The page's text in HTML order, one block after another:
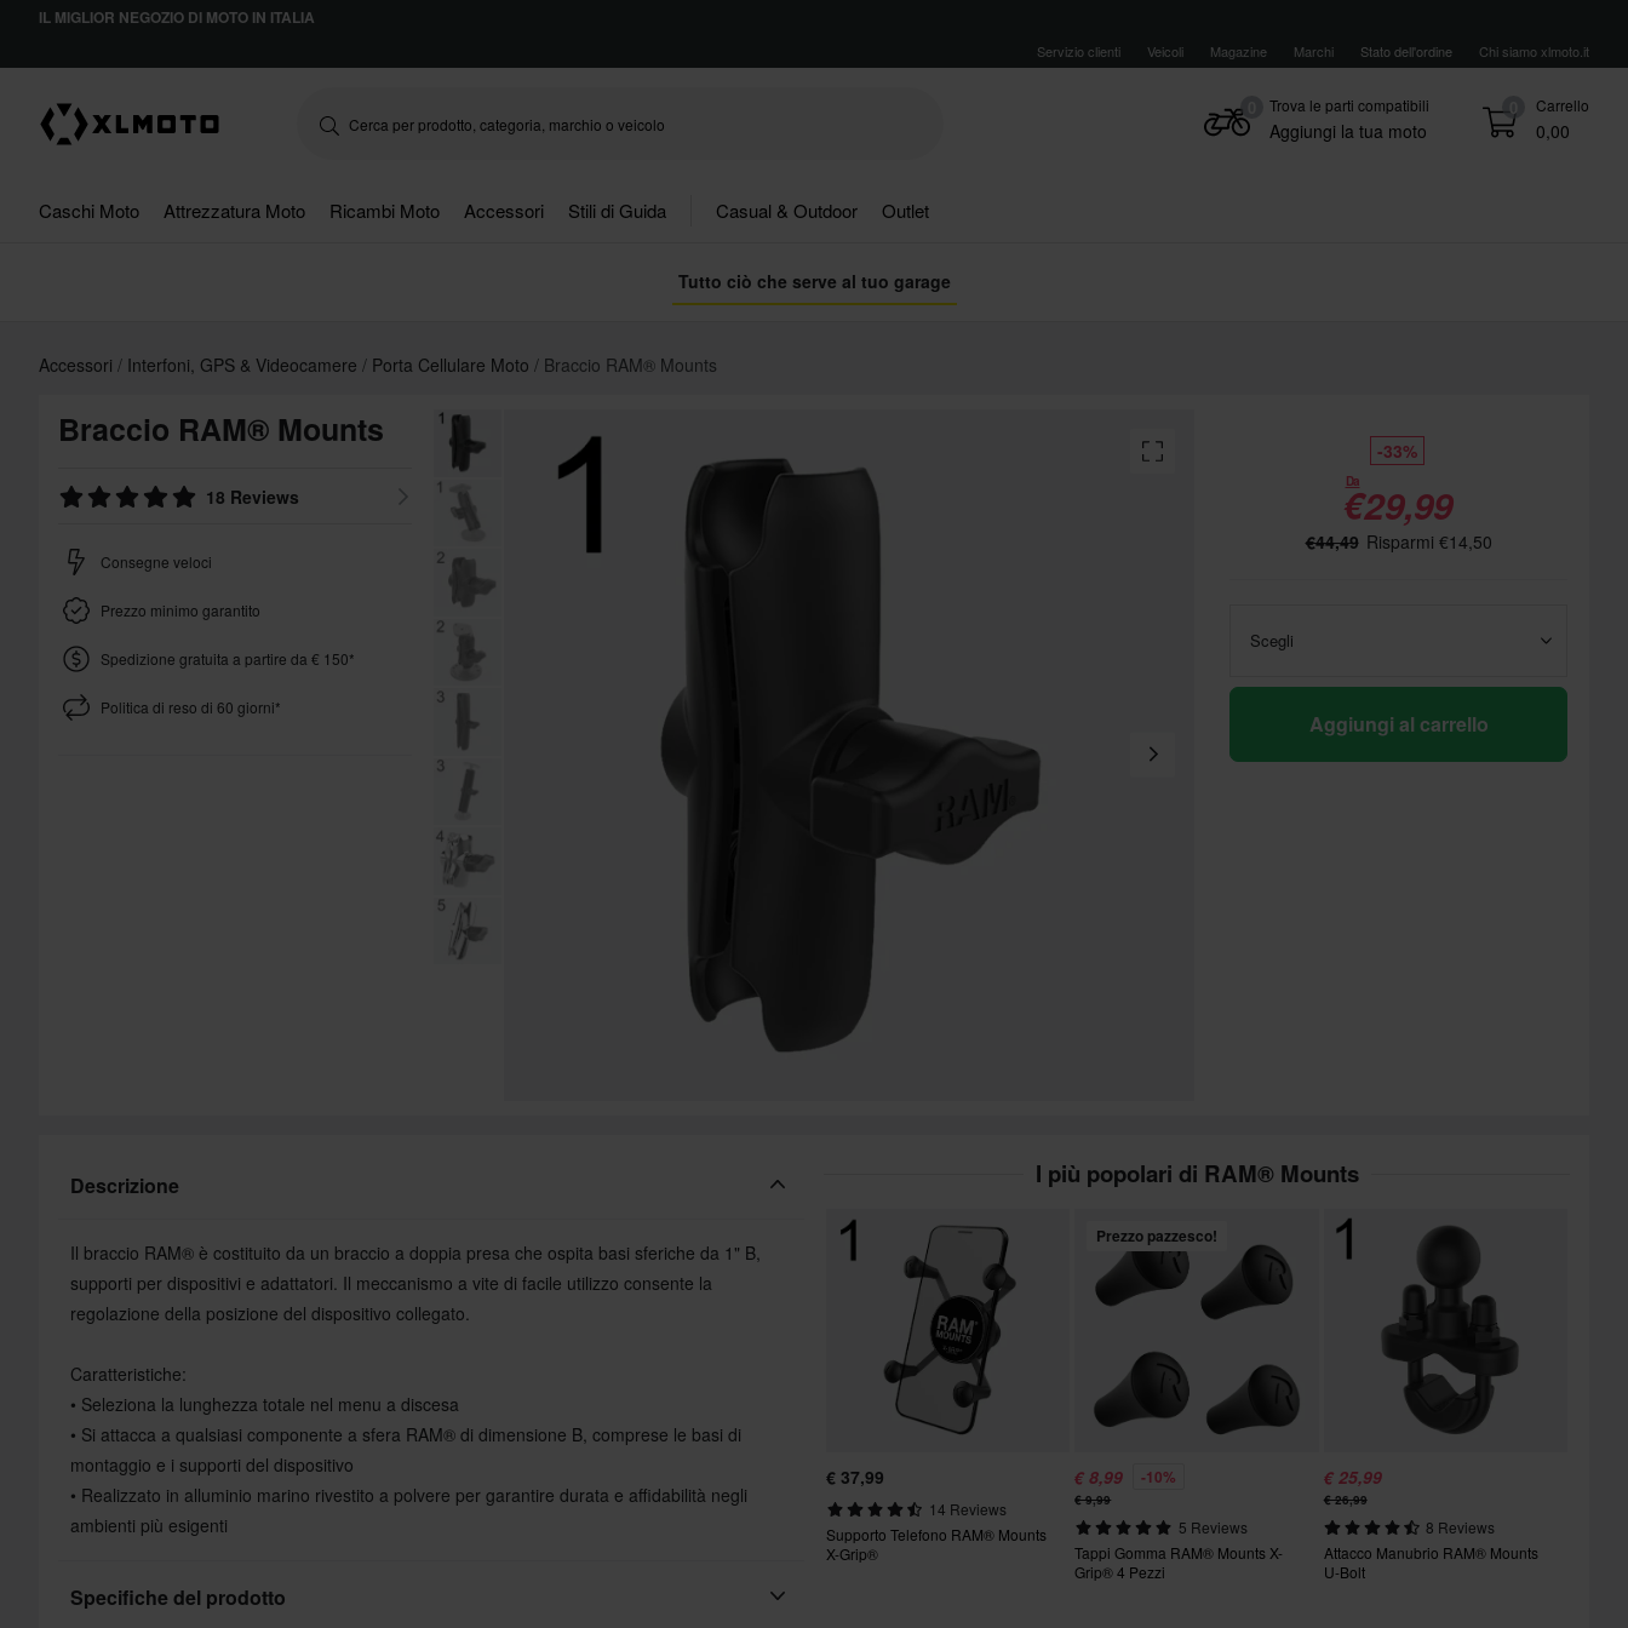
IL MIGLIOR NEGOZIO DI MOTO IN ITALIA
Servizio clienti Veicoli Magazine Marchi Stato dell'ordine Chi siamo xlmoto.it
0 Carrello
0,00
Trova le parti compatibili
Aggiungi la tua moto
Caschi Moto Attrezzatura Moto Ricambi Moto Accessori Stili di Guida Casual & Outdoor Outlet
Tutto ciò che serve al tuo garage
Accessori Interfoni, GPS & Videocamere Porta Cellulare Moto Braccio RAM® Mounts
Braccio RAM® Mounts
18 Reviews
Consegne veloci
Prezzo minimo garantito
Spedizione gratuita a partire da € 150*
Politica di reso di 60 giorni*
-33%
Da
€29,99
€44,49 Risparmi €14,50
Scegli
Aggiungi al carrello
Descrizione
Il braccio RAM® è costituito da un braccio a doppia presa che ospita basi sferiche da 1" B,
supporti per dispositivi e adattatori. Il meccanismo a vite di facile utilizzo consente la
regolazione della posizione del dispositivo collegato.
Caratteristiche:
• Seleziona la lunghezza totale nel menu a discesa
• Si attacca a qualsiasi componente a sfera RAM® di dimensione B, comprese le basi di
montaggio e i supporti del dispositivo
• Realizzato in alluminio marino rivestito a polvere per garantire durata e affidabilità negli
ambienti più esigenti
Specifiche del prodotto
I più popolari di RAM® Mounts
€ 37,99
14 Reviews
Supporto Telefono RAM® Mounts
X-Grip®
Prezzo pazzesco!
€ 8,99 -10%
€ 9,99
5 Reviews
Tappi Gomma RAM® Mounts X-
Grip® 4 Pezzi
€ 25,99
€ 26,99
8 Reviews
Attacco Manubrio RAM® Mounts
U-Bolt